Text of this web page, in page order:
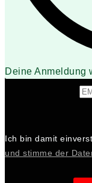
Deine Anmeldung
Ich bin damit
und stimme der